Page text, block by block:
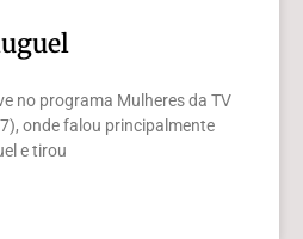
no programa Mulheres da TV
onde falou principalmente
e tirou